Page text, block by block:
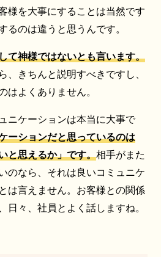
様を大事にすることは当然です
るのは違うと思うんです。
て神様ではないとも言います。
、きちんと説明すべきですし、
はよくありません。
ニケーションは本当に大事で
ーションだと思っているのは
と思えるか」です。相手がまた
のなら、それは良いコミュニケ
は言えません。お客様との関係
日々、社員とよく話しますね。